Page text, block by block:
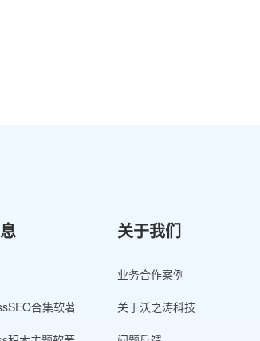
合集软著
关于我们
业务合作案例
关于沃之涛科技